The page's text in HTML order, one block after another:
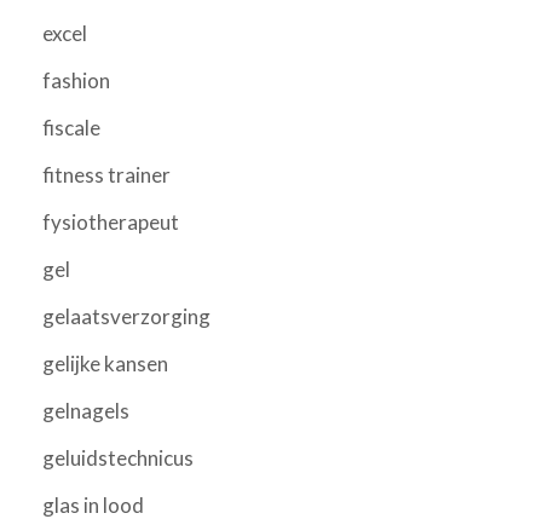
excel
fashion
fiscale
fitness trainer
fysiotherapeut
gel
gelaatsverzorging
gelijke kansen
gelnagels
geluidstechnicus
glas in lood